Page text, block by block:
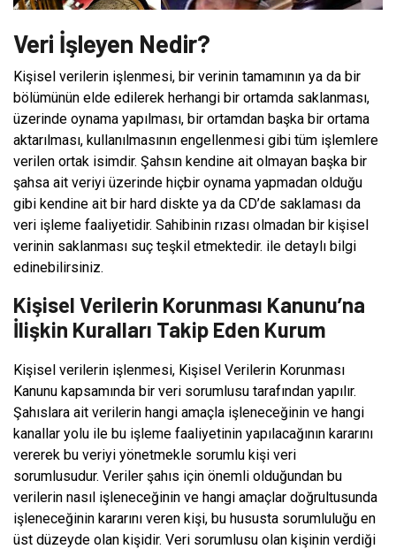
Veri İşleyen Nedir?
Kişisel verilerin işlenmesi, bir verinin tamamının ya da bir
bölümünün elde edilerek herhangi bir ortamda saklanması,
üzerinde oynama yapılması, bir ortamdan başka bir ortama
aktarılması, kullanılmasının engellenmesi gibi tüm işlemlere
verilen ortak isimdir. Şahsın kendine ait olmayan başka bir
şahsa ait veriyi üzerinde hiçbir oynama yapmadan olduğu
gibi kendine ait bir hard diskte ya da CD’de saklaması da
veri işleme faaliyetidir. Sahibinin rızası olmadan bir kişisel
verinin saklanması suç teşkil etmektedir. ile detaylı bilgi
edinebilirsiniz.
Kişisel Verilerin Korunması Kanunu’na
İlişkin Kuralları Takip Eden Kurum
Kişisel verilerin işlenmesi, Kişisel Verilerin Korunması
Kanunu kapsamında bir veri sorumlusu tarafından yapılır.
Şahıslara ait verilerin hangi amaçla işleneceğinin ve hangi
kanallar yolu ile bu işleme faaliyetinin yapılacağının kararını
vererek bu veriyi yönetmekle sorumlu kişi veri
sorumlusudur. Veriler şahıs için önemli olduğundan bu
verilerin nasıl işleneceğinin ve hangi amaçlar doğrultusunda
işleneceğinin kararını veren kişi, bu hususta sorumluluğu en
üst düzeyde olan kişidir. Veri sorumlusu olan kişinin verdiği